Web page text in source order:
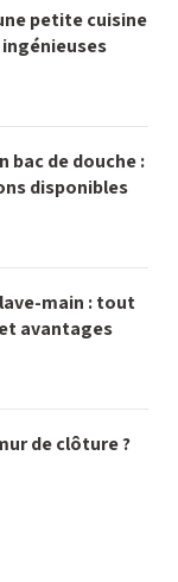
petite cuisine
bac de douche :
disponibles
lave-main : tout
avantages
de clôture ?